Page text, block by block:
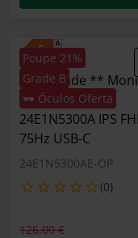
Poupe 21%
Grade B
🕶️ Óculos Oferta
** B Grade **
Philips 23.8"
24E1N5300A IPS
75Hz USB-C
24E1N5300AE-OP
(0)
Preço reduzido de
126,00 €para